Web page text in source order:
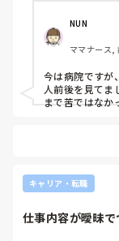
NUN
ママナース,
今は病院ですが
人前後を見てま
まで苦ではなか
キャリア・転職
仕事内容が曖昧で